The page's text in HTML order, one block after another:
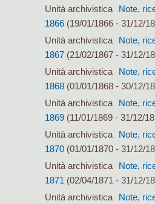
Unità archivistica
Note,
1866 (19/01/1866 - 31/12/
Unità archivistica
Note,
1867 (21/02/1867 - 31/12/
Unità archivistica
Note,
1868 (01/01/1868 - 30/12/
Unità archivistica
Note,
1869 (11/01/1869 - 31/12/
Unità archivistica
Note,
1870 (01/01/1870 - 31/12/
Unità archivistica
Note,
1871 (02/04/1871 - 31/12/
Unità archivistica
Note,